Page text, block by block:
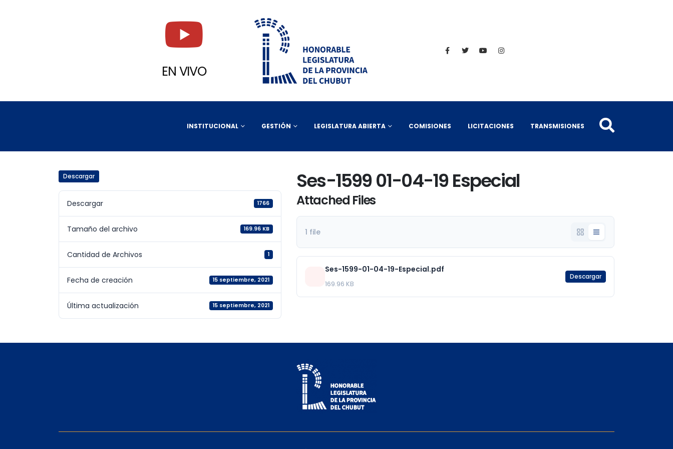
EN VIVO
INSTITUCIONAL GESTIÓN LEGISLATURA ABIERTA COMISIONES LICITACIONES TRANSMISIONES
Descargar
Descargar 1766
Tamaño del archivo 169.96 KB
Cantidad de Archivos 1
Fecha de creación 15 septiembre, 2021
Última actualización 15 septiembre, 2021
Ses-1599 01-04-19 Especial
Attached Files
1 file
Ses-1599-01-04-19-Especial.pdf
169.96 KB
Descargar